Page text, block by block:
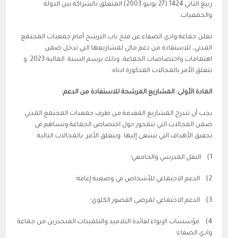
ربيع الثاني 1424 (27 يونيو 2003) المتعلق بالشراكة بين الدولة
والجمعيات.
تعلن جماعة وادي الصفاء عن فتح باب الترشح أمام جمعيات المجتمع
المدني، للاستفادة من دعم مالي لمشاريعها التي تدخل ضمن
اهتمامات واختصاصات الجماعة، وذلك برسم السنة المالية 2023 و
يتعلق الأمر بالمجالات المذكورة ادناه.
المادة الأولى: المشاريع المرشحة للاستفادة من الدعم:
يجب أن تندرج المشاريع المقدمة من طرف جمعيات المجتمع المدني
ضمن المجالات التي تتمحور حول اختصاص الجماعة وتساهم في
تحقيق الأهداف التي تسعى إليها. ويتعلق الأمر بالمجالات التالية:
1) النقل المدرسي والجامعي؛
2) الدعم الاجتماعي للأشخاص في وضعية إعاقة؛
3) الدعم الاجتماعي لمرضى القصور الكلوي؛
4) مؤسسات الإيواء لفائدة التلاميذ والتلميذات المنحدرين من جماعة
وادي الصفاء؛